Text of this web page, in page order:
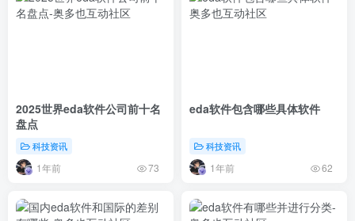
2025世界eda软件公司前十名
盘点
科技资讯
1年前 73
eda软件包含哪些具体软件
科技资讯
1年前 62